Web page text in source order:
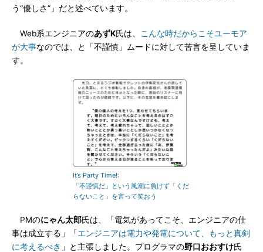
う“優しさ”」だと述べています。
Web系エンジニアのあずK氏は、
こんな時だからこそユーモア
が大事なのでは、と「不謹慎」ムードに対して苦言を呈していま
す。
It’s Party Time!:
「不謹慎だ」という風潮に負けず「くだ
らないこと」を言って笑おう
PMのにゃん太郎氏は、「電気があってこそ、エンジニアの仕
事は成立する」「エンジニアは電力や発電について、もっと真剣
に考えるべき 」と主張しました。プログラマの野口おおすけ氏